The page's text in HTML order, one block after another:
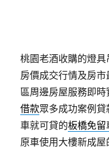
桃園老酒收購的燈
房價成交行情及房市
區周邊房屋服務即
借款眾多成功案例
車就可貸的板橋免留
原車使用大樓新成